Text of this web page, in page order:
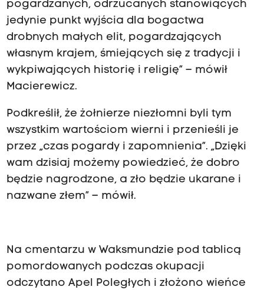
pogardzanych, odrzucanych stanowiących
jedynie punkt wyjścia dla bogactwa
drobnych małych elit, pogardzających
własnym krajem, śmiejących się z tradycji i
wykpiwających historię i religię” – mówił
Macierewicz.
Podkreślił, że żołnierze niezłomni byli tym
wszystkim wartościom wierni i przenieśli je
przez „czas pogardy i zapomnienia”. „Dzięki
wam dzisiaj możemy powiedzieć, że dobro
będzie nagrodzone, a zło będzie ukarane i
nazwane złem” – mówił.
Na cmentarzu w Waksmundzie pod tablicą
pomordowanych podczas okupacji
odczytano Apel Poległych i złożono wieńce